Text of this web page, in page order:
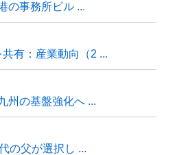
の事務所ビル ...
有：産業動向（2 ...
州の基盤強化へ ...
の父が選択し ...